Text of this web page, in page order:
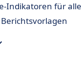
Indikatoren für